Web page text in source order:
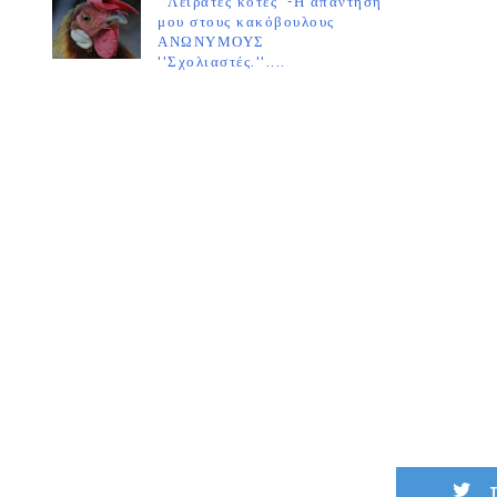
μου στους κακόβουλους
ΑΝΩΝΥΜΟΥΣ
''Σχολιαστές.''....